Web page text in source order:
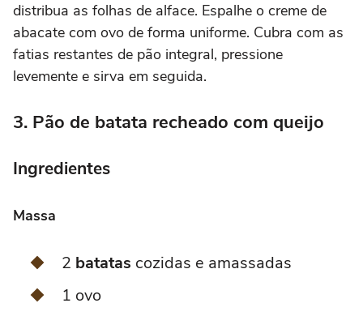
distribua as folhas de alface. Espalhe o creme de
abacate com ovo de forma uniforme. Cubra com as
fatias restantes de pão integral, pressione
levemente e sirva em seguida.
3. Pão de batata recheado com queijo
Ingredientes
Massa
2 batatas cozidas e amassadas
1 ovo